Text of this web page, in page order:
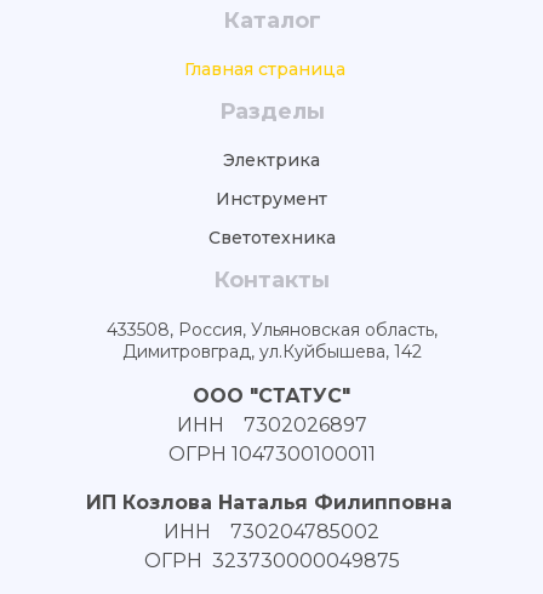
Каталог
Главная страница
Разделы
Электрика
Инструмент
Светотехника
Контакты
433508, Россия, Ульяновская область,
Димитровград, ул.Куйбышева, 142
ООО "СТАТУС"
ИНН 7302026897
ОГРН 1047300100011
ИП Козлова Наталья Филипповна
ИНН 730204785002
ОГРН 323730000049875